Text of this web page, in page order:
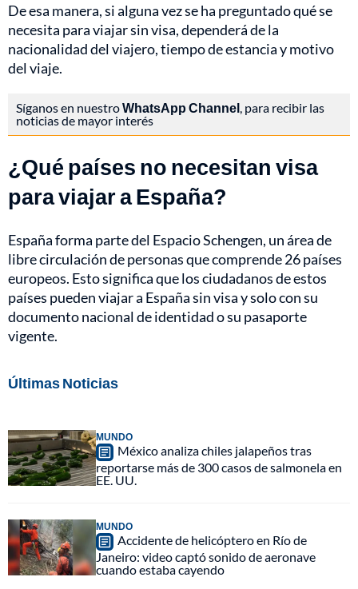
De esa manera, si alguna vez se ha preguntado qué se
necesita para viajar sin visa, dependerá de la
nacionalidad del viajero, tiempo de estancia y motivo
del viaje.
Síganos en nuestroWhatsApp Channel, para recibir las
noticias de mayor interés
¿Qué países no necesitan visa
para viajar a España?
España forma parte del Espacio Schengen, un área de
libre circulación de personas que comprende 26 países
europeos. Esto significa que los ciudadanos de estos
países pueden viajar a España sin visa y solo con su
documento nacional de identidad o su pasaporte
vigente.
Últimas Noticias
MUNDO
México analiza chiles jalapeños tras
reportarse más de 300 casos de salmonela en
EE. UU.
MUNDO
Accidente de helicóptero en Río de
Janeiro: video captó sonido de aeronave
cuando estaba cayendo